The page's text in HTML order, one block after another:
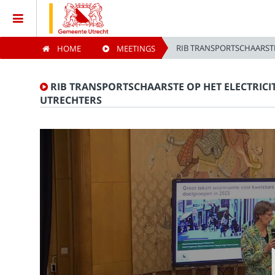
Home
Meetings
HOME MEETINGS RIB
RIB TRANSPORTSCHAARSTE OP HET
UTRECHTERS